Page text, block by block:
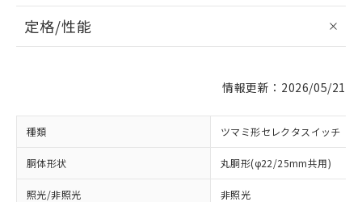
定格/性能
情報更新：2026/05/21
種類 ツマミ形セレクタスイッチ
胴体形状 丸胴形(φ22/25mm共用)
照光/非照光 非照光